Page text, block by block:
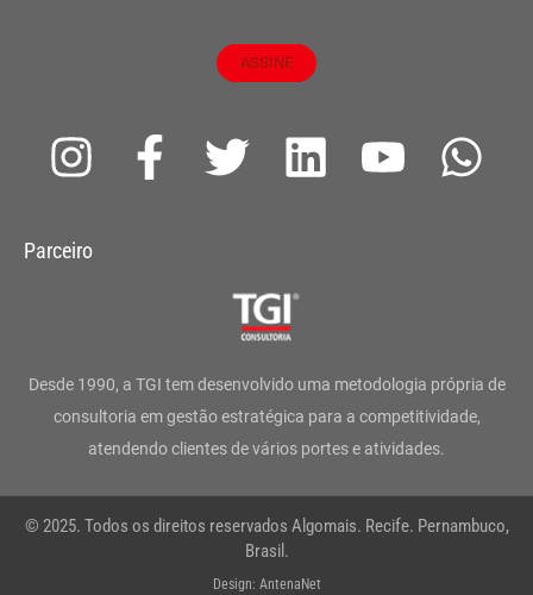
ASSINE
I
s
g
r
a
m
F
a
o
o
k
-
T
t
e
r
L
d
i
n
Y
b
e
W
a
p
Parceiro
Desde 1990, a TGI tem desenvolvido uma metodologia própria de
consultoria em gestão estratégica para a competitividade,
atendendo clientes de vários portes e atividades.
© 2025. Todos os direitos reservados Algomais. Recife. Pernambuco,
Brasil.
Design: AntenaNet